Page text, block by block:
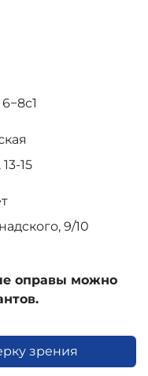
15
9/10
оправы можно
зрения